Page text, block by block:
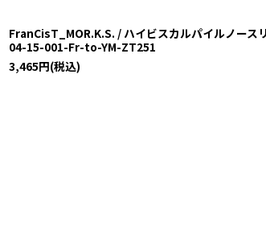
FranCisT_MOR.K.S. / ハイビスカルパイルノース
04-15-001-Fr-to-YM-ZT251
3,465円(税込)